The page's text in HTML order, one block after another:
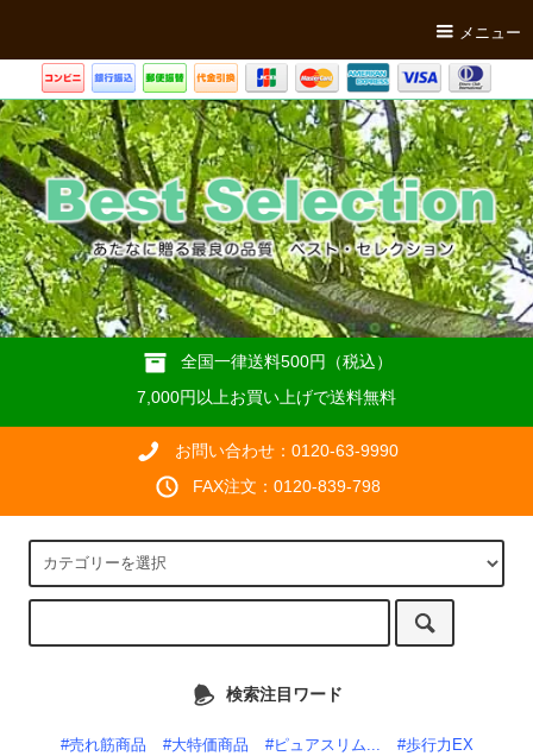
メニュー
全国一律送料500円（税込）
7,000円以上お買い上げで送料無料
お問い合わせ：0120-63-9990
FAX注文：0120-839-798
検索注目ワード
#売れ筋商品 #大特価商品 #ピュアスリム...
#歩行力EX